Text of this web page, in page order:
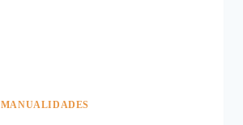
MANUALIDADES